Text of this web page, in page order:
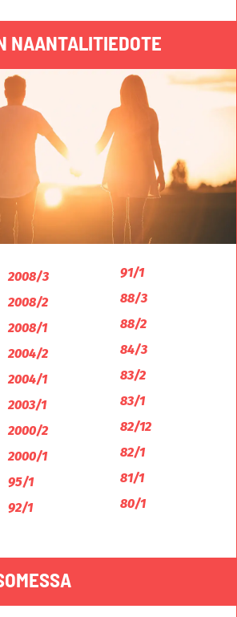
NAANTALITIEDOTE
2008/3
2008/2
2008/1
2004/2
2004/1
2003/1
2000/2
2000/1
95/1
92/1
91/1
88/3
88/2
84/3
83/2
83/1
82/12
82/1
81/1
80/1